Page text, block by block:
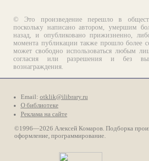
© Это произведение перешло в
поскольку написано автором, умершим
назад, и опубликовано прижизненно,
момента публикации также прошло более
может свободно использоваться любым
согласия или разрешения и без
вознаграждения.
Email: otklik@ilibrary.ru
О библиотеке
Реклама на сайте
©1996—2026 Алексей Комаров. Подборка
оформление, программирование.